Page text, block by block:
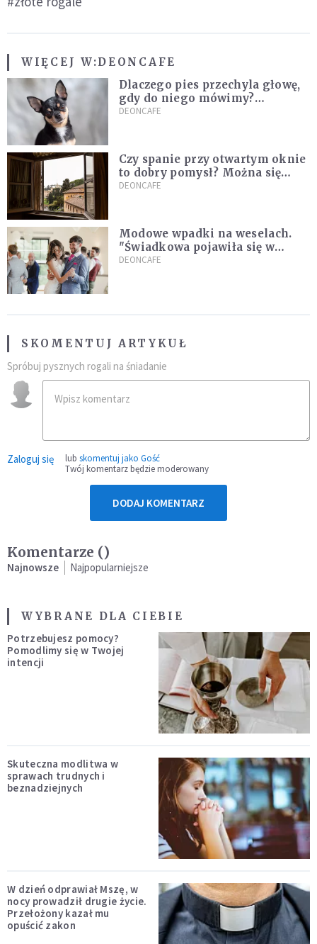
WIĘCEJ W:DEONCAFE
Dlaczego pies przechyla głowę,
gdy do niego mówimy?
Weterynarz wyjaśnia
DEONCAFE
Czy spanie przy otwartym oknie
to dobry pomysł? Można się
zdziwić, co mówią o tym
DEONCAFE
Modowe wpadki na weselach.
"Świadkowa pojawiła się w
czarnej, koronkowej mini"
DEONCAFE
SKOMENTUJ ARTYKUŁ
Spróbuj pysznych rogali na śniadanie
Zaloguj się lub skomentuj jako Gość
Twój komentarz będzie moderowany
DODAJ KOMENTARZ
Komentarze ()
Najnowsze Najpopularniejsze
WYBRANE DLA CIEBIE
Potrzebujesz pomocy?
Pomodlimy się w Twojej
intencji
Skuteczna modlitwa w
sprawach trudnych i
beznadziejnych
W dzień odprawiał Mszę, w
nocy prowadził drugie życie.
Przełożony kazał mu
opuścić zakon